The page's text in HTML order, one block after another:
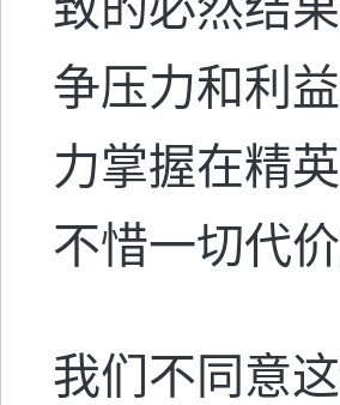
争压力和利
力掌握在精
不惜一切代
我们不同意